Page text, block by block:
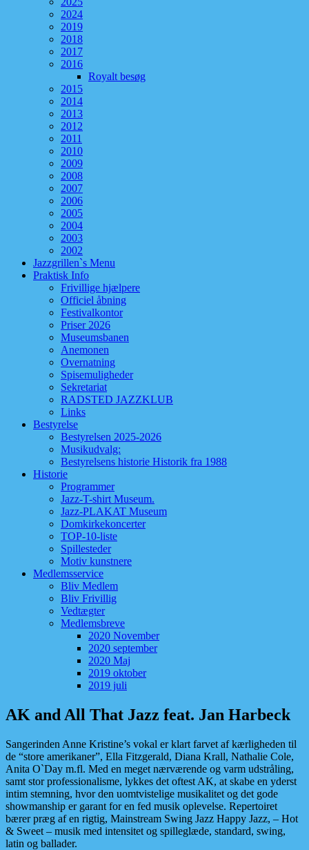
2024
2019
2018
2017
2016
Royalt besøg
2015
2014
2013
2012
2011
2010
2009
2008
2007
2006
2005
2004
2003
2002
Jazzgrillen`s Menu
Praktisk Info
Frivillige hjælpere
Officiel åbning
Festivalkontor
Priser 2026
Museumsbanen
Anemonen
Overnatning
Spisemuligheder
Sekretariat
RADSTED JAZZKLUB
Links
Bestyrelse
Bestyrelsen 2025-2026
Musikudvalg:
Bestyrelsens historie Historik fra 1988
Historie
Programmer
Jazz-T-shirt Museum.
Jazz-PLAKAT Museum
Domkirkekoncerter
TOP-10-liste
Spillesteder
Motiv kunstnere
Medlemsservice
Bliv Medlem
Bliv Frivillig
Vedtægter
Medlemsbreve
2020 November
2020 september
2020 Maj
2019 oktober
2019 juli
AK and All That Jazz feat. Jan Harbeck
Sangerinden Anne Kristine’s vokal er klart farvet af kærligheden til
de “store amerikaner”, Ella Fitzgerald, Diana Krall, Nathalie Cole,
Anita O`Day m.fl. Med en meget nærværende og varm udstråling,
samt stor professionalisme, lykkes det oftest AK, at skabe en yderst
intim stemning, hvor den uomtvistelige musikalitet og det gode
showmanship er garant for en fed musik oplevelse. Repertoiret
bærer præg af en rigtig, Mainstream Swing Jazz Happy Jazz, – Hot
& Sweet – musik med intensitet og spilleglæde, standard, swing,
latin og ballader.